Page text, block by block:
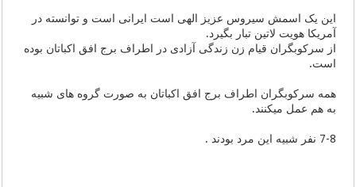
این یک اسمش سیروس عزیز الهی است ایرانی است و توانسته در
آمریکا هویت لاتین تبار بگیرد.
از سرکوبگران قیام زن زندگی آزادی در اطراف برج افق اکباتان بوده
است.
همه سرکوبگران اطراف برج افق اکباتان به صورت گروه های شبیه
به هم عمل میکنند.
7-8 نفر شبیه این مرد بودند .